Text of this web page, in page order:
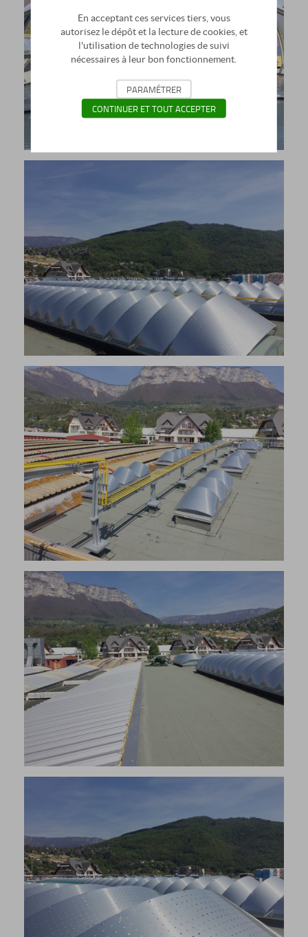
En acceptant ces services tiers, vous
autorisez le dépôt et la lecture de cookies, et
l'utilisation de technologies de suivi
nécessaires à leur bon fonctionnement.
PARAMÉTRER
CONTINUER ET TOUT ACCEPTER